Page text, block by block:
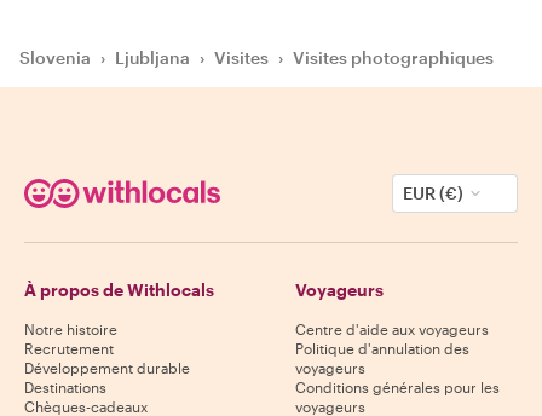
Slovenia › Ljubljana › Visites › Visites photographiques
EUR (€)
À propos de Withlocals
Notre histoire
Recrutement
Développement durable
Destinations
Chèques-cadeaux
Voyageurs
Centre d'aide aux voyageurs
Politique d'annulation des
voyageurs
Conditions générales pour les
voyageurs